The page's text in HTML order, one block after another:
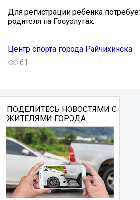
Для регистрации ребенка
родителя на Госуслугах.
Центр спорта города Райчихинска
61
ПОДЕЛИТЕСЬ НОВОСТЯМИ С
ЖИТЕЛЯМИ ГОРОДА